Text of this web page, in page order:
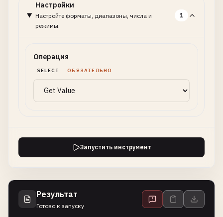
Настройки
Настройте форматы, диапазоны, числа и
режимы.
1
Операция
SELECT ОБЯЗАТЕЛЬНО
Запустить инструмент
Результат
Готово к запуску